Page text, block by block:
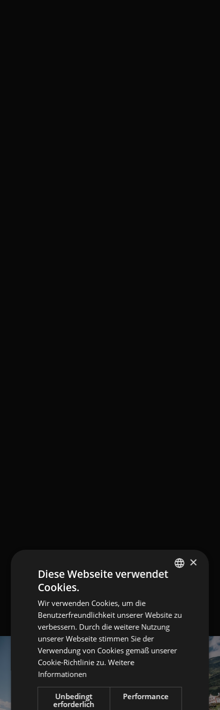
×
Diese Webseite verwendet
Cookies.
Wir verwenden Cookies, um die
Benutzerfreundlichkeit unserer Website zu
verbessern. Durch die weitere Nutzung
unserer Webseite stimmen Sie der
Verwendung von Cookies gemäß unserer
Cookie-Richtlinie zu. Weitere
Informationen
Unbedingt
erforderlich
Performance